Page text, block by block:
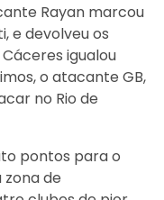
Rayan marcou
e devolveu os
igualou
o atacante GB,
no Rio de
pontos para o
de